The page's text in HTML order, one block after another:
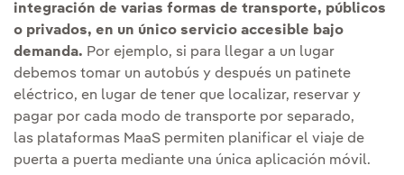
integración de varias formas de transporte, públicos
o privados, en un único servicio accesible bajo
demanda. Por ejemplo, si para llegar a un lugar
debemos tomar un autobús y después un patinete
eléctrico, en lugar de tener que localizar, reservar y
pagar por cada modo de transporte por separado,
las plataformas MaaS permiten planificar el viaje de
puerta a puerta mediante una única aplicación móvil.